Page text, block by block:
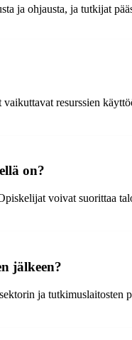
ja ohjausta, ja tutkijat
resurssien
on?
voivat suorittaa
jälkeen?
ja tutkimuslaitosten